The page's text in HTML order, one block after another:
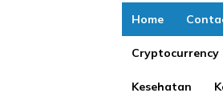
Home
Cryptocurrency
Kesehatan